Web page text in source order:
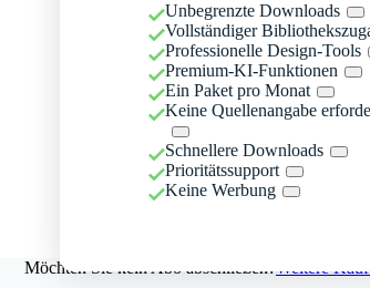
Unbegrenzte Downloads
Vollständiger
Professionelle Design-Tools
Premium-KI-Funktionen
Ein Paket pro Monat
Keine Quellenangabe
Schnellere Downloads
Prioritätssupport
Keine Werbung
Möchten Sie kein Abo abschließen?Weitere